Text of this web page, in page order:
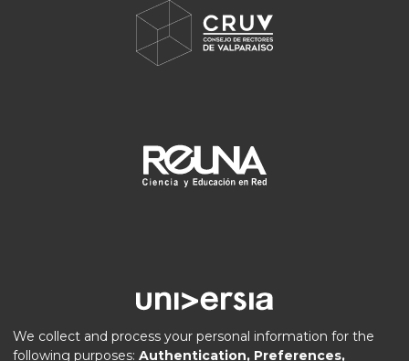
We collect and process your personal information for the
following purposes: Authentication, Preferences,